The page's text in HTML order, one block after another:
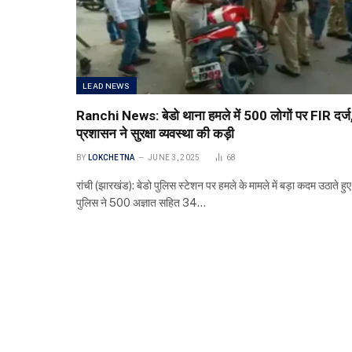
LEAD NEWS
Ranchi News: बेडो थाना हमले में 500 लोगों पर FIR
प्रशासन ने सुरक्षा व्यवस्था की कड़ी
BY LOKCHETNA JUNE 3, 2025 68
रांची (झारखंड): बेडो पुलिस स्टेशन पर हमले के मामले में बड़ा कदम उठाते हुए
पुलिस ने 500 अज्ञात सहित 34…